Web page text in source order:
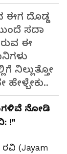
ಈಗ ದೊಡ್ಡ
ಸದಾ
ಈ
ನಿಲ್ಲುತ್ತೋ
ನೋಡಿ
!"
(Jayam